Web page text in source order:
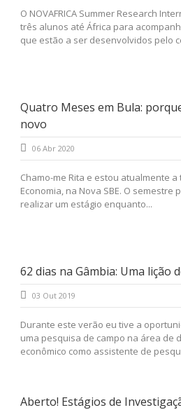
O NOVAFRICA Summer Research
três alunos até África para
que estão a ser desenvolvidos pelo
Quatro Meses em Bula:
novo
06 Abr 2020
Chamo-me Rita e estou atualmente
Economia, na Nova SBE. O
realizar um estágio enquanto...
62 dias na Gâmbia: Uma lição
03 Out 2019
Durante este verão eu tive a
uma pesquisa de campo na área de
econômico como assistente de
Aberto! Estágios de